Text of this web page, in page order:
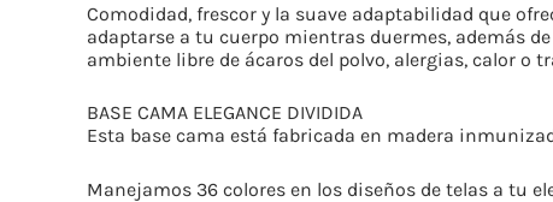
Comodidad, frescor y la suave adaptabilidad que
adaptarse a tu cuerpo mientras duermes, además
ambiente libre de ácaros del polvo, alergias, calor o
BASE CAMA ELEGANCE DIVIDIDA
Esta base cama está fabricada en madera
Manejamos 36 colores en los diseños de telas a tu